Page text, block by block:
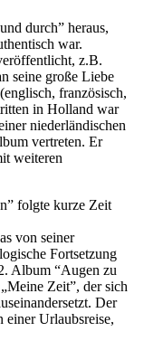
durch” heraus,
war.
z.B.
seine große Liebe
französisch,
in Holland war
niederländischen
vertreten. Er
weiteren
folgte kurze Zeit
von seiner
Fortsetzung
Album “Augen zu
Zeit”, der sich
Der
einer Urlaubsreise,